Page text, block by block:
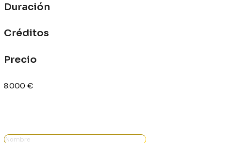
Duración
Créditos
Precio
8.000 €